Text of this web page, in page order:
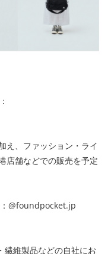
え、ファッション・ライ
店舗などでの販売を予定
@foundpocket.jp
繊維製品などの自社にお